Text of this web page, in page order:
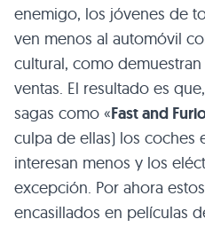
enemigo, los jóvenes de
ven menos al automóvil
cultural, como
ventas. El resultado es
sagas como «Fast and
culpa de ellas) los coches
interesan menos y los
excepción. Por ahora
encasillados en películas